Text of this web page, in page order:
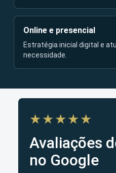
Online e presencial
Estratégia inicial digital e
necessidade.
★★★★★
Avaliações
no Google